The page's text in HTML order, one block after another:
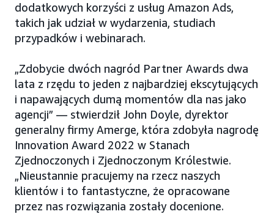
dodatkowych korzyści z usług Amazon Ads,
takich jak udział w wydarzenia, studiach
przypadków i webinarach.
„Zdobycie dwóch nagród Partner Awards dwa
lata z rzędu to jeden z najbardziej ekscytujących
i napawających dumą momentów dla nas jako
agencji” — stwierdził John Doyle, dyrektor
generalny firmy Amerge, która zdobyła nagrodę
Innovation Award 2022 w Stanach
Zjednoczonych i Zjednoczonym Królestwie.
„Nieustannie pracujemy na rzecz naszych
klientów i to fantastyczne, że opracowane
przez nas rozwiązania zostały docenione.